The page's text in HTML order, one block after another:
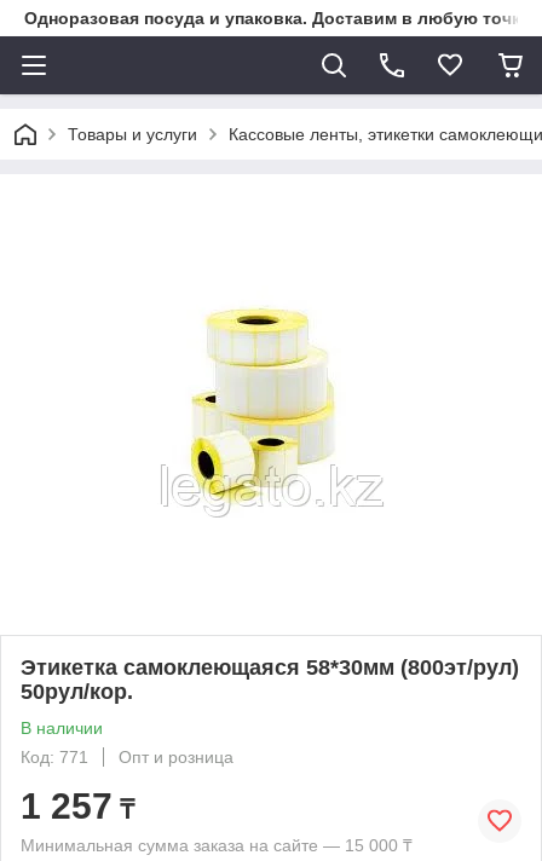
Одноразовая посуда и упаковка. Доставим в любую точку
Товары и услуги Кассовые ленты, этикетки
Этикетка самоклеющаяся 58*30мм (800эт/рул)
50рул/кор.
В наличии
Код: 771
Опт и розница
1 257 ₸
Минимальная сумма заказа на сайте — 15 000 ₸